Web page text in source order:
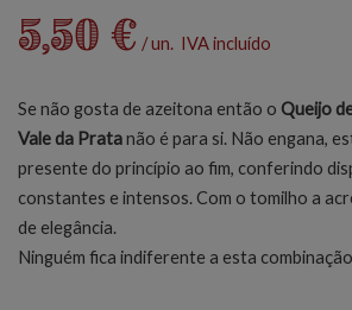
5,50 € / un. IVA incluído
Se não gosta de azeitona então o Queijo
Vale da Pratanão é para si. Não engana,
presente do princípio ao fim, conferindo
constantes e intensos. Com o tomilho a
de elegância.
Ninguém fica indiferente a esta